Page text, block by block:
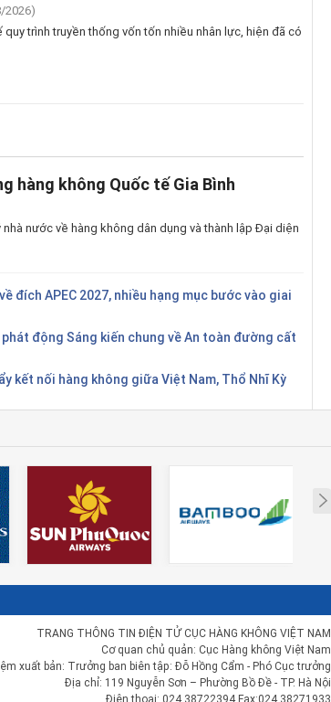
2026)
trình truyền thống vốn tốn nhiều nhân lực, hiện đã có
hàng không Quốc tế Gia Bình
nước về hàng không dân dụng và thành lập Đại diện
đích APEC 2027, nhiều hạng mục bước vào giai
phát động Sáng kiến chung về An toàn đường cất
kết nối hàng không giữa Việt Nam, Thổ Nhĩ Kỳ
TRANG THÔNG TIN ĐIỆN TỬ CỤC HÀNG KHÔNG VIỆT NAM
Cơ quan chủ quản: Cục Hàng không Việt Nam
xuất bản: Trưởng ban biên tập: Đỗ Hồng Cẩm - Phó Cục trưởng
Địa chỉ: 119 Nguyễn Sơn – Phường Bồ Đề - TP. Hà Nội
Điện thoại: 024.38722394 Fax:024.38271933